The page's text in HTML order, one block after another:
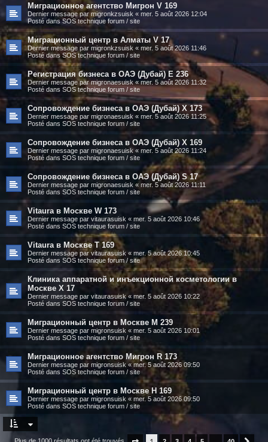
Миграционное агентство Мигрон V 169
Dernier message parmigronkzsuisk « mer. 5 août 2026 12:04
Posté dansSOS technique forum / site
Миграционный центр в Алматы V 17
Dernier message par migronkzsuisk « mer. 5 août 2026 11:46
Posté dansSOS technique forum / site
Регистрация бизнеса в ОАЭ (Дубай) E 236
Dernier message parmigronaesuisk«mer. 5 août 2026 11:32
Posté dans SOS technique forum / site
Сопровождение бизнеса в ОАЭ (Дубай) X 173
Dernier message par migronaesuisk « mer. 5 août 2026 11:25
Posté dans SOS technique forum / site
Сопровождение бизнеса в ОАЭ (Дубай) X 169
Dernier message par migronaesuisk « mer. 5 août 2026 11:24
Posté dans SOS technique forum / site
Сопровождение бизнеса в ОАЭ (Дубай) S 17
Dernier message par migronaesuisk « mer. 5 août 2026 11:11
Posté dans SOS technique forum / site
Vitaura в Москве W 173
Dernier message par vitaurasuisk « mer. 5 août 2026 10:46
Posté dans SOS technique forum / site
Vitaura в Москве T 169
Dernier message parvitaurasuisk « mer. 5 août 2026 10:45
Posté dans SOS technique forum / site
Клиника аппаратной и инъекционной косметологии в
Москве X 17
Dernier message par vitaurasuisk« mer. 5 août 2026 10:22
Posté dans SOS technique forum / site
Миграционный центр в Москве M 239
Dernier message par migronsuisk « mer. 5 août 2026 10:01
Posté dans SOS technique forum / site
Миграционное агентство Мигрон R 173
Dernier message par migronsuisk«mer. 5 août 2026 09:50
Posté dans SOS technique forum / site
Миграционный центр в Москве H 169
Dernier message par migronsuisk « mer. 5 août 2026 09:50
Posté dans SOS technique forum / site
Plus de 1000 résultats ont été trouvés